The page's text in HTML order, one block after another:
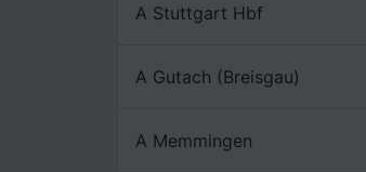
A Stuttgart Hbf
A Gutach (Breisgau)
A Memmingen